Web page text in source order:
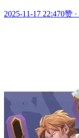
2025-11-17 22:470赞 ·